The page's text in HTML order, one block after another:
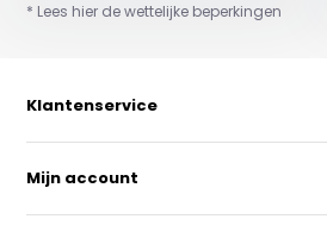
* Lees hier de wettelijke beperkingen
Klantenservice
Mijn account